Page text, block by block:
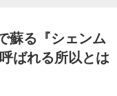
蘇る『シェンム
ばれる所以とは